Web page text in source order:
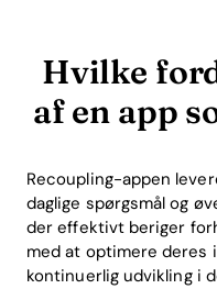
Hvilke
af en app
Recoupling-appen
daglige spørgsmål og
der effektivt beriger
med at optimere deres
kontinuerlig udvikling i